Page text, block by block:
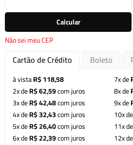
Calcular
Não sei meu CEP
Cartão de Crédito Boleto
à vistaR$ 118,58
2x deR$ 62,59com juros
3x deR$ 42,48com juros
4x deR$ 32,43com juros
5x deR$ 26,40com juros
6x deR$ 22,39com juros
7x de
8x de
9x de
10x de
11x de
12x de